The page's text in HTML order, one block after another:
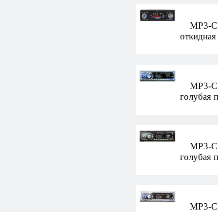
MP3-
MP3-
голубая
MP3-
голубая
MP3-